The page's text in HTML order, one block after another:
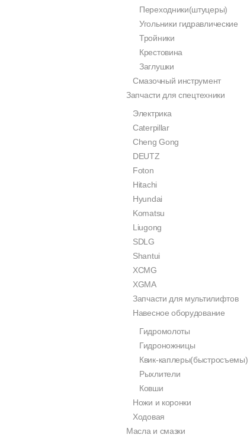
Переходники(штуцеры)
Угольники гидравлические
Тройники
Крестовина
Заглушки
Смазочный инструмент
Запчасти для спецтехники
Электрика
Caterpillar
Cheng Gong
DEUTZ
Foton
Hitachi
Hyundai
Komatsu
Liugong
SDLG
Shantui
XCMG
XGMA
Запчасти для мультилифтов
Навесное оборудование
Гидромолоты
Гидроножницы
Квик-каплеры(быстросъемы)
Рыхлители
Ковши
Ножи и коронки
Ходовая
Масла и смазки